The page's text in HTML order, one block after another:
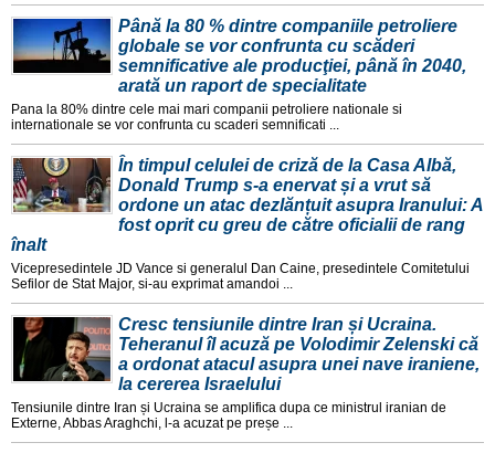
Până la 80 % dintre companiile petroliere
globale se vor confrunta cu scăderi
semnificative ale producţiei, până în 2040,
arată un raport de specialitate
Pana la 80% dintre cele mai mari companii petroliere nationale si
internationale se vor confrunta cu scaderi semnificati ...
În timpul celulei de criză de la Casa Albă,
Donald Trump s-a enervat și a vrut să
ordone un atac dezlănțuit asupra Iranului: A
fost oprit cu greu de către oficialii de rang
înalt
Vicepresedintele JD Vance si generalul Dan Caine, presedintele Comitetului
Sefilor de Stat Major, si-au exprimat amandoi ...
Cresc tensiunile dintre Iran și Ucraina.
Teheranul îl acuză pe Volodimir Zelenski că
a ordonat atacul asupra unei nave iraniene,
la cererea Israelului
Tensiunile dintre Iran și Ucraina se amplifica dupa ce ministrul iranian de
Externe, Abbas Araghchi, l-a acuzat pe preșe ...